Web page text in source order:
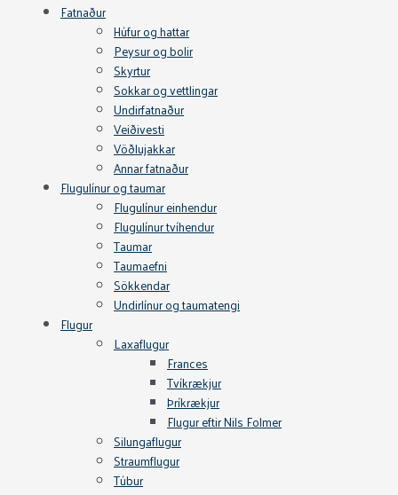
Fatnaður
Húfur og hattar
Peysur og bolir
Skyrtur
Sokkar og vettlingar
Undirfatnaður
Veiðivesti
Vöðlujakkar
Annar fatnaður
Flugulínur og taumar
Flugulínur einhendur
Flugulínur tvíhendur
Taumar
Taumaefni
Sökkendar
Undirlínur og taumatengi
Flugur
Laxaflugur
Frances
Tvíkrækjur
Þríkrækjur
Flugur eftir Nils Folmer
Silungaflugur
Straumflugur
Túbur